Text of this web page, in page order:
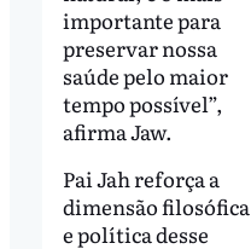
importante para
preservar nossa
saúde pelo maior
tempo possível”,
afirma Jaw.
Pai Jah reforça a
dimensão filosófica
e política desse